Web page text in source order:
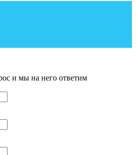
и мы на него ответим